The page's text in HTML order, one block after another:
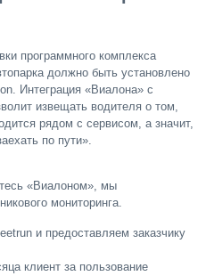
программного комплекса
должно быть установлено
Интеграция «Виалона» с
извещать водителя о том,
рядом с сервисом, а значит,
по пути».
«Виалоном», мы
мониторинга.
и предоставляем заказчику
клиент за пользование